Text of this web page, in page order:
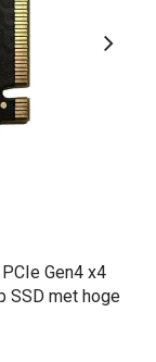
Gen4 x4
SSD met hoge